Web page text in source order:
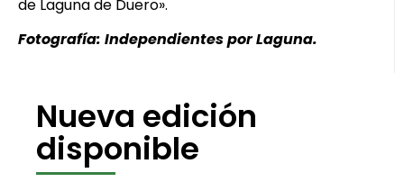
de Laguna de Duero».
Fotografía: Independientes por Laguna.
Nueva edición
disponible